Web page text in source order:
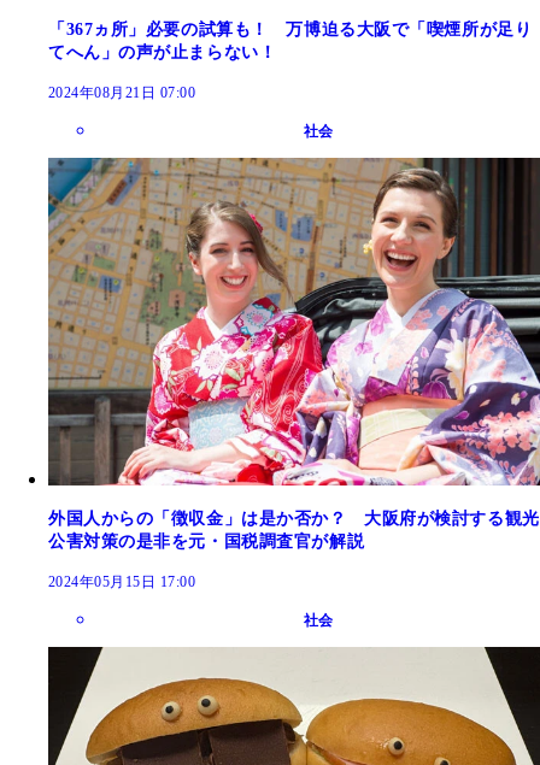
「367ヵ所」必要の試算も！ 万博迫る大阪で「喫煙所が足り
てへん」の声が止まらない！
2024年08月21日 07:00
社会
外国人からの「徴収金」は是か否か？ 大阪府が検討する観光
公害対策の是非を元・国税調査官が解説
2024年05月15日 17:00
社会